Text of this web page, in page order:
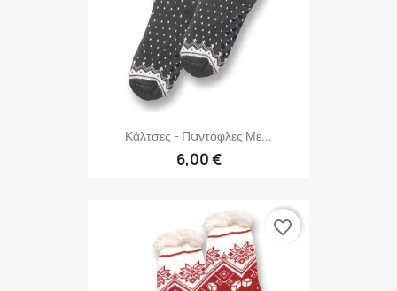
Κάλτσες - Παντόφλες Με...
6,00 €
favorite_border